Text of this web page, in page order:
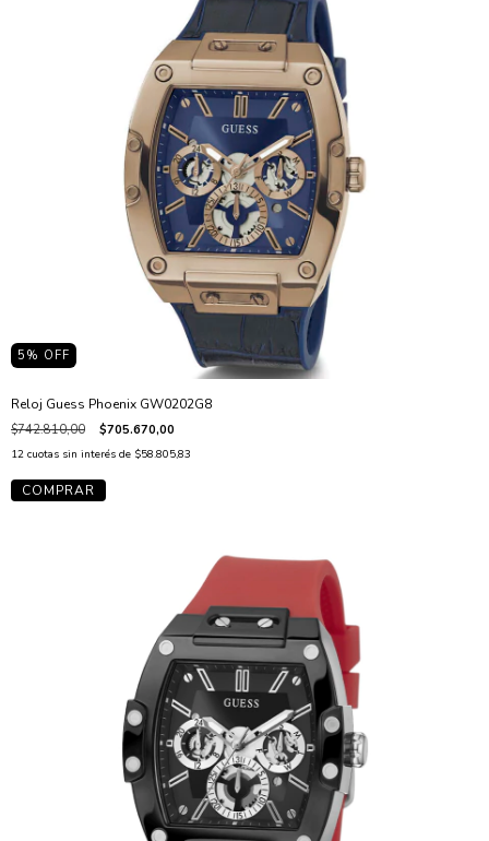
5 % OFF
Reloj Guess Phoenix GW0202G8
$742.810,00 $705.670,00
12 cuotas sin interés de $58.805,83